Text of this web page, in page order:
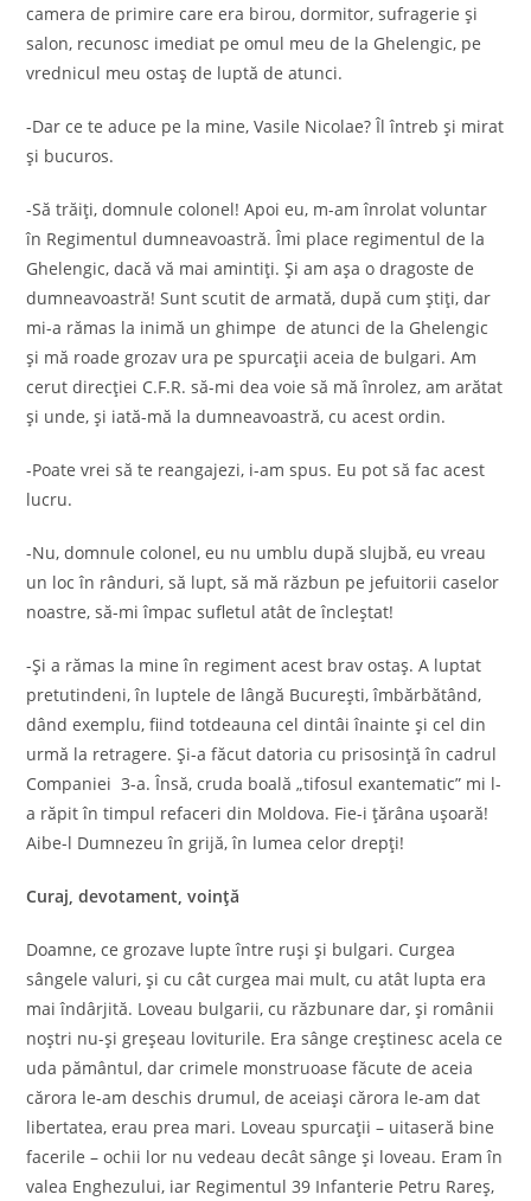
camera de primire care era birou, dormitor, sufragerie și
salon, recunosc imediat pe omul meu de la Ghelengic, pe
vrednicul meu ostaș de luptă de atunci.
-Dar ce te aduce pe la mine, Vasile Nicolae? Îl întreb și mirat
și bucuros.
-Să trăiți, domnule colonel! Apoi eu, m-am înrolat voluntar
în Regimentul dumneavoastră. Îmi place regimentul de la
Ghelengic, dacă vă mai amintiți. Și am așa o dragoste de
dumneavoastră! Sunt scutit de armată, după cum știți, dar
mi-a rămas la inimă un ghimpe de atunci de la Ghelengic
și mă roade grozav ura pe spurcații aceia de bulgari. Am
cerut direcției C.F.R. să-mi dea voie să mă înrolez, am arătat
și unde, și iată-mă la dumneavoastră, cu acest ordin.
-Poate vrei să te reangajezi, i-am spus. Eu pot să fac acest
lucru.
-Nu, domnule colonel, eu nu umblu după slujbă, eu vreau
un loc în rânduri, să lupt, să mă răzbun pe jefuitorii caselor
noastre, să-mi împac sufletul atât de încleștat!
-Și a rămas la mine în regiment acest brav ostaș. A luptat
pretutindeni, în luptele de lângă București, îmbărbătând,
dând exemplu, fiind totdeauna cel dintâi înainte și cel din
urmă la retragere. Și-a făcut datoria cu prisosință în cadrul
Companiei 3-a. Însă, cruda boală „tifosul exantematic” mi l-
a răpit în timpul refaceri din Moldova. Fie-i țărâna ușoară!
Aibe-l Dumnezeu în grijă, în lumea celor drepți!
Curaj, devotament, voință
Doamne, ce grozave lupte între ruși și bulgari. Curgea
sângele valuri, și cu cât curgea mai mult, cu atât lupta era
mai îndârjită. Loveau bulgarii, cu răzbunare dar, și românii
noștri nu-și greșeau loviturile. Era sânge creștinesc acela ce
uda pământul, dar crimele monstruoase făcute de aceia
cărora le-am deschis drumul, de aceiași cărora le-am dat
libertatea, erau prea mari. Loveau spurcații – uitaseră bine
facerile – ochii lor nu vedeau decât sânge și loveau. Eram în
valea Enghezului, iar Regimentul 39 Infanterie Petru Rareș,